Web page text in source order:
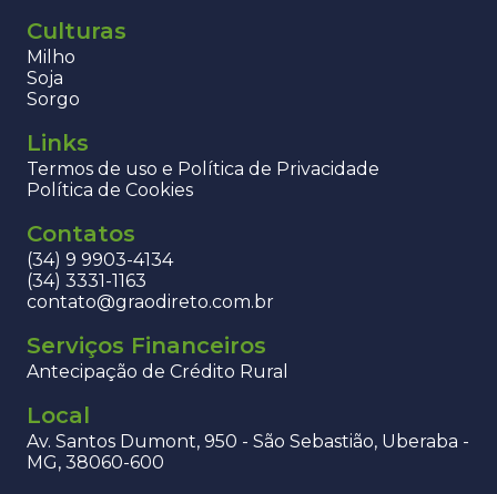
Culturas
Milho
Soja
Sorgo
Links
Termos de uso e Política de Privacidade
Política de Cookies
Contatos
(34) 9 9903-4134
(34) 3331-1163
contato@graodireto.com.br
Serviços Financeiros
Antecipação de Crédito Rural
Local
Av. Santos Dumont, 950 - São Sebastião, Uberaba -
MG, 38060-600